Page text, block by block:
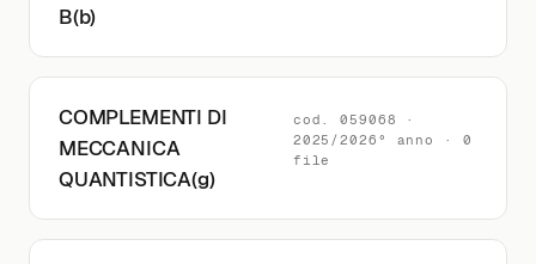
B(b)
COMPLEMENTI DI
MECCANICA
QUANTISTICA(g)
cod. 059068 ·
2025/2026° anno · 0
file